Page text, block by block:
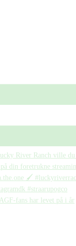
fans har levet på i år